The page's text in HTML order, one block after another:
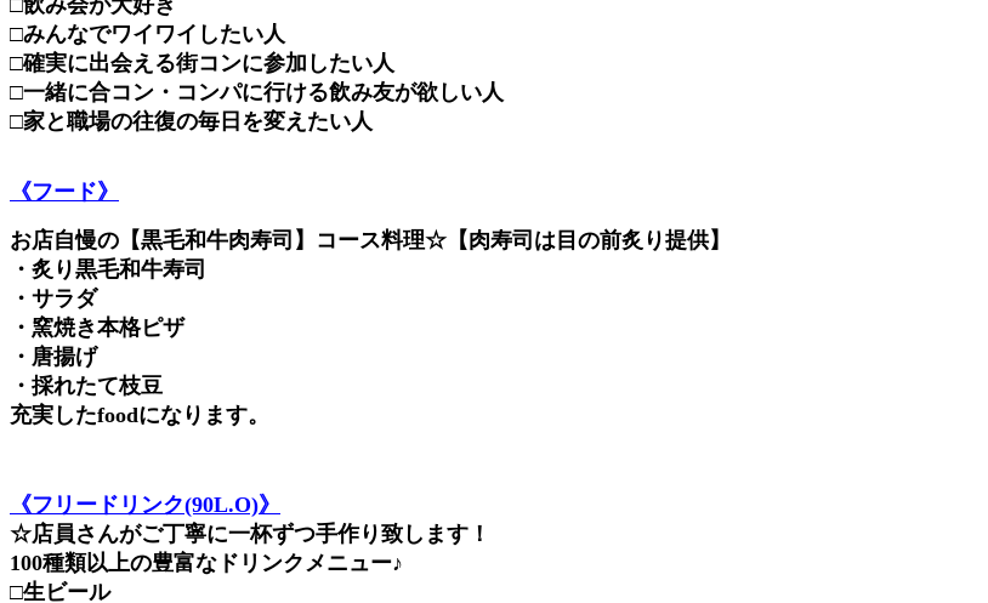
□みんなでワイワイしたい人
□確実に出会える街コンに参加したい人
□一緒に合コン・コンパに行ける飲み友が欲しい人
□家と職場の往復の毎日を変えたい人
《フード》
お店自慢の【黒毛和牛肉寿司】コース料理☆【肉寿司は目の前炙り提供】
・炙り黒毛和牛寿司
・サラダ
・窯焼き本格ピザ
・唐揚げ
・採れたて枝豆
充実したfoodになります。
《フリードリンク(90L.O)》
☆店員さんがご丁寧に一杯ずつ手作り致します！
100種類以上の豊富なドリンクメニュー♪
□生ビール